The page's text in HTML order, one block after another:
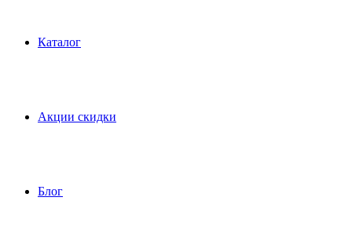
Каталог
Акции скидки
Блог